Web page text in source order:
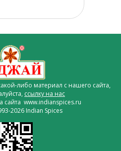
либо материал с нашего сайта,
ссылку на нас
сайта www.indianspices.ru
2026 Indian Spices